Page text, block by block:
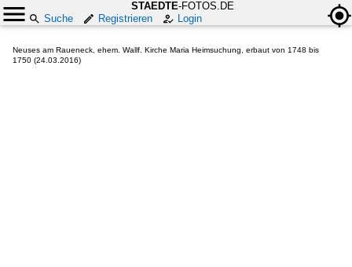
STAEDTE-FOTOS.DE
Suche
Registrieren Login
Neuses am Raueneck, ehem. Wallf. Kirche Maria Heimsuchung, erbaut von 1748 bis
1750 (24.03.2016)